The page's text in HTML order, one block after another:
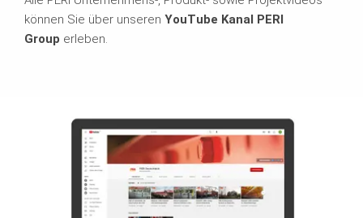
können Sie über unseren YouTube Kanal PERI
Group erleben.